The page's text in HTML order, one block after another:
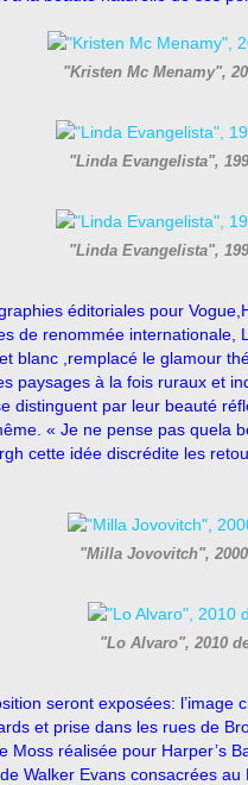
"Kristen Mc Menamy",
"Linda Evangelista",
"Linda Evangelista",
éditoriales pour
de renommée internationale,
blanc ,remplacé le glamour
paysages à la fois ruraux et
distinguent par leur beauté
« Je ne pense pas quela
cette idée discrédite les
"Milla Jovovitch",
"Lo Alvaro", 2010
seront exposées: l’image
et prise dans les rues de
Moss réalisée pour Harper’s
Walker Evans consacrées